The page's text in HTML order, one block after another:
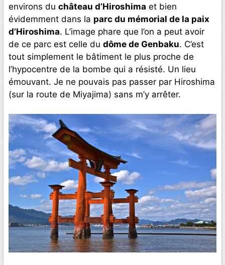
environs du château d’Hiroshima et bien
évidemment dans la parc du mémorial de la paix
d’Hiroshima. L’image phare que l’on a peut avoir
de ce parc est celle du dôme de Genbaku. C’est
tout simplement le bâtiment le plus proche de
l’hypocentre de la bombe qui a résisté. Un lieu
émouvant. Je ne pouvais pas passer par Hiroshima
(sur la route de Miyajima) sans m’y arrêter.